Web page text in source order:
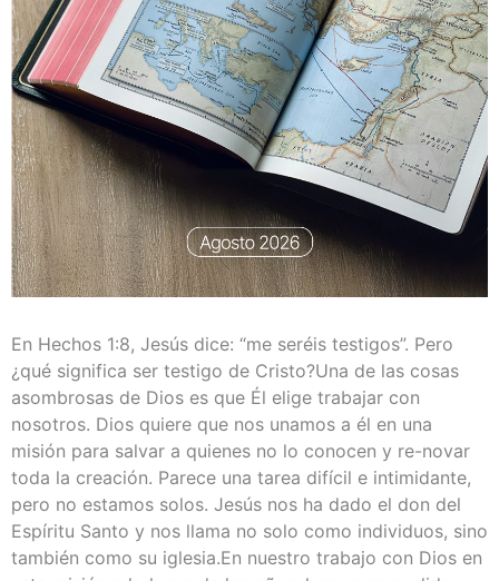
En Hechos 1:8, Jesús dice: “me seréis testigos”. Pero
¿qué significa ser testigo de Cristo?Una de las cosas
asombrosas de Dios es que Él elige trabajar con
nosotros. Dios quiere que nos unamos a él en una
misión para salvar a quienes no lo conocen y re-novar
toda la creación. Parece una tarea difícil e intimidante,
pero no estamos solos. Jesús nos ha dado el don del
Espíritu Santo y nos llama no solo como individuos, sino
también como su iglesia.En nuestro trabajo con Dios en